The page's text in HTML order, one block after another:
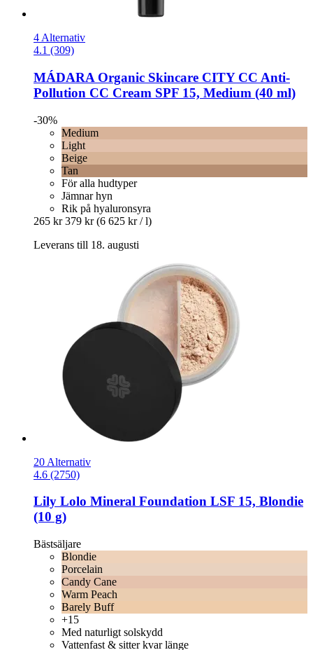
4 Alternativ
4.1 (309)
MÁDARA Organic Skincare CITY CC Anti-​
Pollution CC Cream SPF 15, Medium (40 ml)
-30%
Medium
Light
Beige
Tan
För alla hudtyper
Jämnar hyn
Rik på hyaluronsyra
265 kr 379 kr (6 625 kr / l)
Leverans till 18. augusti
20 Alternativ
4.6 (2750)
Lily Lolo Mineral Foundation LSF 15, Blondie
(10 g)
Bästsäljare
Blondie
Porcelain
Candy Cane
Warm Peach
Barely Buff
+15
Med naturligt solskydd
Vattenfast & sitter kvar länge